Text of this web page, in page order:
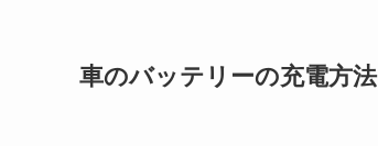
車のバッテリーの充電方法